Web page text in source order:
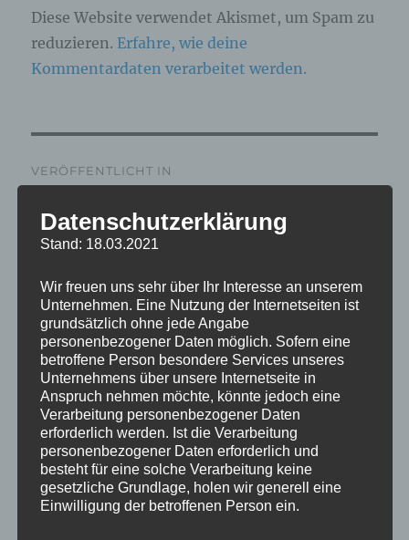
Diese Website verwendet Akismet, um Spam zu
reduzieren. Erfahre, wie deine
Kommentardaten verarbeitet werden.
VERÖFFENTLICHT IN
Datenschutzerklärung
Stand: 18.03.2021
Wir freuen uns sehr über Ihr Interesse an unserem
Unternehmen. Eine Nutzung der Internetseiten ist
grundsätzlich ohne jede Angabe
personenbezogener Daten möglich. Sofern eine
betroffene Person besondere Services unseres
Unternehmens über unsere Internetseite in
Anspruch nehmen möchte, könnte jedoch eine
Verarbeitung personenbezogener Daten
erforderlich werden. Ist die Verarbeitung
personenbezogener Daten erforderlich und
besteht für eine solche Verarbeitung keine
gesetzliche Grundlage, holen wir generell eine
Einwilligung der betroffenen Person ein.